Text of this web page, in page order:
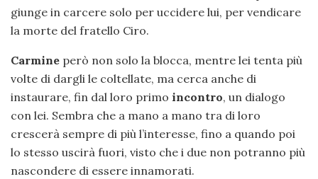
giunge in carcere solo per uccidere lui, per vendicare
la morte del fratello Ciro.
Carmine però non solo la blocca, mentre lei tenta più
volte di dargli le coltellate, ma cerca anche di
instaurare, fin dal loro primo incontro, un dialogo
con lei. Sembra che a mano a mano tra di loro
crescerà sempre di più l’interesse, fino a quando poi
lo stesso uscirà fuori, visto che i due non potranno più
nascondere di essere innamorati.